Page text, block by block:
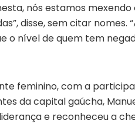
nós estamos
disse, sem citar
o nível de quem tem
feminino, com a
da capital gaúcha,
e reconheceu a